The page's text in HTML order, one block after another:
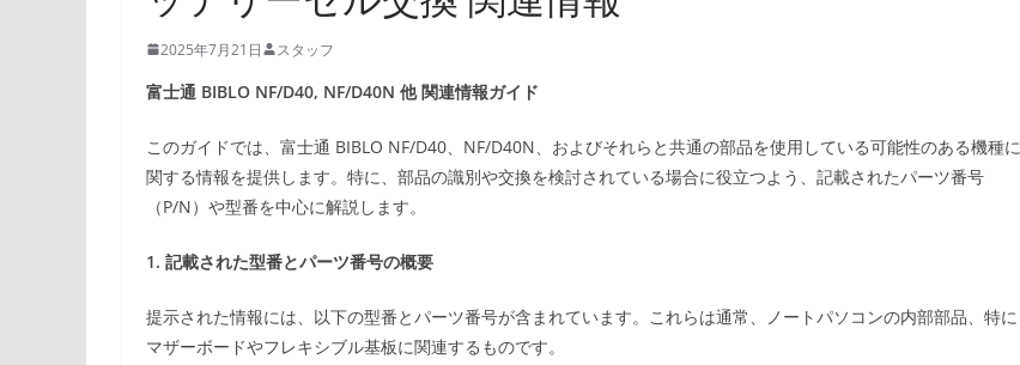
2025年7月21日 スタッフ
富士通 BIBLO NF/D40, NF/D40N 他 関連情報ガイド
このガイドでは、富士通 BIBLO NF/D40、NF/D40N、およびそれらと共通の部品を使用している可能性のある機種に
関する情報を提供します。特に、部品の識別や交換を検討されている場合に役立つよう、記載されたパーツ番号
（P/N）や型番を中心に解説します。
1. 記載された型番とパーツ番号の概要
提示された情報には、以下の型番とパーツ番号が含まれています。これらは通常、ノートパソコンの内部部品、特に
マザーボードやフレキシブル基板に関連するものです。